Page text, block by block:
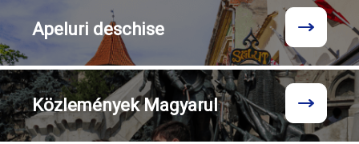
Apeluri deschise
KözleményekMagyarul